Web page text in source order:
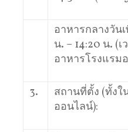
อาหารกลางวัน
น. – 14:20 น. (
อาหารโรงแรม
3.
สถานที่ตั้ง (ทั้ง
ออนไลน์):